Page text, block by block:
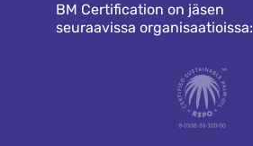
BM Certification on jäsen
seuraavissa organisaatioissa: